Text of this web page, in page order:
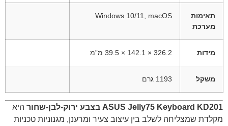
תאימות
מערכת
Windows 10/11, macOS
מידות 326.2 × 142.1 × 39.5 מ”מ
משקל 1193 גרם
ASUS Jelly75 Keyboard KD201 בצבע ירוק-לבן-שחור
היא
מקלדת שמצליחה לשלב בין עיצוב צעיר ומרענן, מגנוניות טכניות